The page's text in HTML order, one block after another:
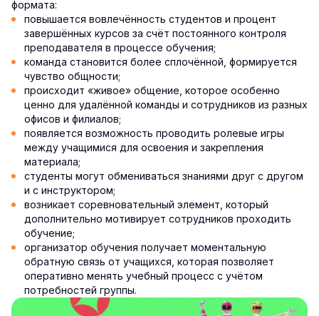
формата:
повышается вовлечённость студентов и процент
завершённых курсов за счёт постоянного контроля
преподавателя в процессе обучения;
команда становится более сплочённой, формируется
чувство общности;
происходит «живое» общение, которое особенно
ценно для удалённой команды и сотрудников из разных
офисов и филиалов;
появляется возможность проводить ролевые игры
между учащимися для освоения и закрепления
материала;
студенты могут обмениваться знаниями друг с другом
и с инструктором;
возникает соревновательный элемент, который
дополнительно мотивирует сотрудников проходить
обучение;
организатор обучения получает моментальную
обратную связь от учащихся, которая позволяет
оперативно менять учебный процесс с учётом
потребностей группы.